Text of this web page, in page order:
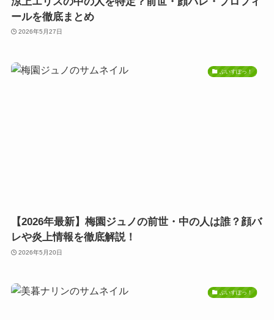
ールを徹底まとめ
2026年5月27日
ぶいすぽっ！
【2026年最新】梅園ジュノの前世・中の人は誰？顔バ
レや炎上情報を徹底解説！
2026年5月20日
ぶいすぽっ！